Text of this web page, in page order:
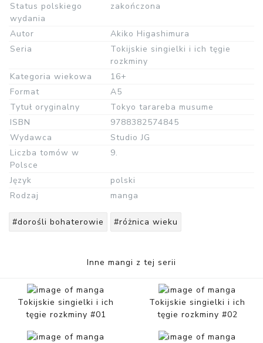
Status polskiego
wydania
zakończona
Autor
Akiko Higashimura
Seria
Tokijskie singielki i ich tęgie
rozkminy
Kategoria wiekowa
16+
Format
A5
Tytuł oryginalny
Tokyo tarareba musume
ISBN
9788382574845
Wydawca
Studio JG
Liczba tomów w
Polsce
9.
Język
polski
Rodzaj
manga
#dorośli bohaterowie #różnica wieku
Inne mangi z tej serii
Tokijskie singielki i ich
tęgie rozkminy #01
Tokijskie singielki i ich
tęgie rozkminy #02